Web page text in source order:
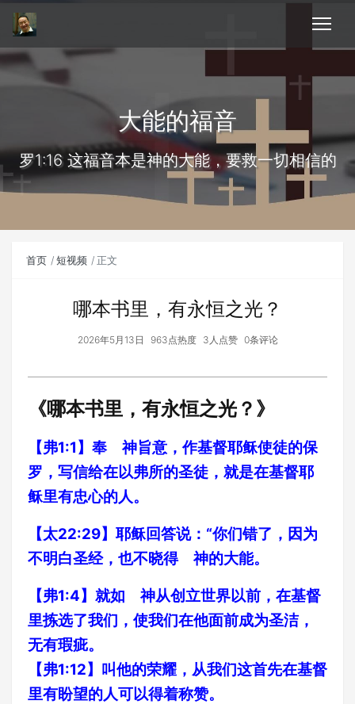
大能的福音
罗1:16 这福音本是神的大能，要救一切相信的
首页 短视频 正文
哪本书里，有永恒之光？
2026年5月13日 963点热度 3人点赞 0条评论
《哪本书里，有永恒之光？》
【弗1:1】奉 神旨意，作基督耶稣使徒的保
罗，写信给在以弗所的圣徒，就是在基督耶
稣里有忠心的人。
【太22:29】耶稣回答说：“你们错了，因为
不明白圣经，也不晓得 神的大能。
【弗1:4】就如 神从创立世界以前，在基督
里拣选了我们，使我们在他面前成为圣洁，
无有瑕疵。
【弗1:12】叫他的荣耀，从我们这首先在基督
里有盼望的人可以得着称赞。